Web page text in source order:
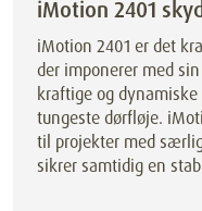
iMotion 2401
iMotion 2401 er det
der imponerer med
kraftige og
tungeste dørfløje.
til projekter med
sikrer samtidig en